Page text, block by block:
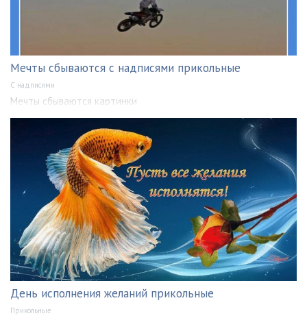
Мечты сбываются с надписями прикольные
С надписями
Мечты сбываются картинки
День исполнения желаний прикольные
Прикольные